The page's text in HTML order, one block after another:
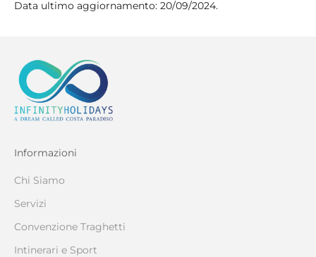
Data ultimo aggiornamento: 20/09/2024.
Informazioni
Chi Siamo
Servizi
Convenzione Traghetti
Intinerari e Sport